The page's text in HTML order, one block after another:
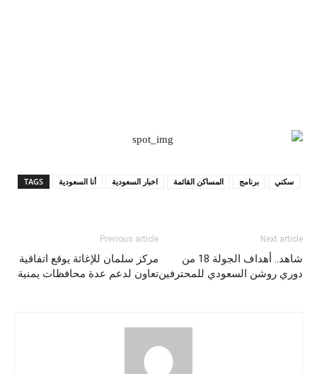
TAGS أنا السعودية اخبار السعودية المساكن القائمة برنامج سكني
Previous article
مركز سلمان للإغاثة يوقع اتفاقية
تعاون لدعم عدة محافظات يمنية
Next article
شاهد.. أهداف الجولة 18 من
دوري روشن السعودي للمحترفين